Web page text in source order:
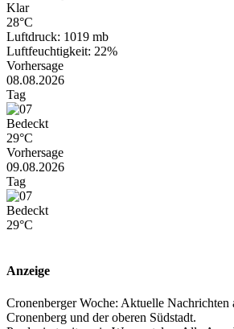
Klar
28°C
Luftdruck: 1019 mb
Luftfeuchtigkeit: 22%
Vorhersage
08.08.2026
Tag
Bedeckt
29°C
Vorhersage
09.08.2026
Tag
Bedeckt
29°C
Anzeige
Cronenberger Woche: Aktuelle Nachrichten
Cronenberg und der oberen Südstadt.